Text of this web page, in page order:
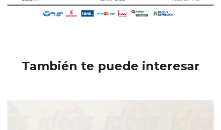
También te puede interesar